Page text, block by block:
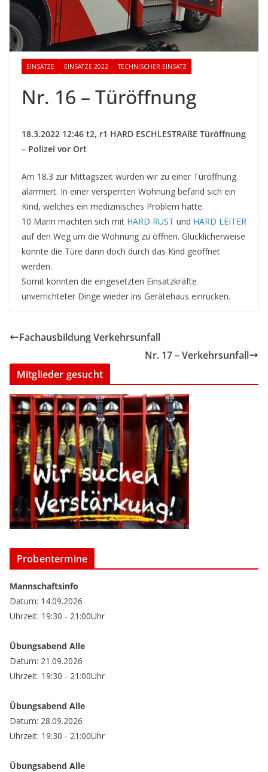
EINSÄTZE EINSÄTZE 2022 TECHNISCHER EINSATZ
Nr. 16 – Türöffnung
18.3.2022 12:46 t2, r1 HARD ESCHLESTRAßE Türöffnung
– Polizei vor Ort
Am 18.3 zur Mittagszeit wurden wir zu einer Türöffnung
alarmiert. In einer versperrten Wohnung befand sich ein
Kind, welches ein medizinisches Problem hatte.
10 Mann machten sich mit HARD RÜST und HARD LEITER
auf den Weg um die Wohnung zu öffnen. Glücklicherweise
konnte die Türe dann doch durch das Kind geöffnet
werden.
Somit konnten die eingesetzten Einsatzkräfte
unverrichteter Dinge wieder ins Gerätehaus einrücken.
Fachausbildung Verkehrsunfall
Nr. 17 – Verkehrsunfall
Mitglieder gesucht
Probentermine
Mannschaftsinfo
Datum: 14.09.2026
Uhrzeit: 19:30 - 21:00Uhr
Übungsabend Alle
Datum: 21.09.2026
Uhrzeit: 19:30 - 21:00Uhr
Übungsabend Alle
Datum: 28.09.2026
Uhrzeit: 19:30 - 21:00Uhr
Übungsabend Alle